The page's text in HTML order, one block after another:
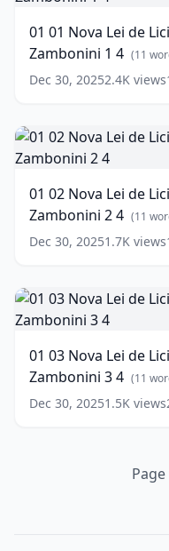
de
Licitações
Definições
Leonardo
1
4 ( 11
words)
01 01 Nova Lei de Licitações Definições Leonardo
Zambonini 1 4 (11
Dec 30, 20252.4K views
01
02
Nova
de
Licitações
Definições
Leonardo
2
4 ( 11
words)
01 02 Nova Lei de Licitações Definições Leonardo
Zambonini 2 4 (11
Dec 30, 20251.7K views
01
03
Nova
de
Licitações
Definições
Leonardo
01 03 Nova Lei de Licitações Definições Leonardo
Zambonini 3 4 (11
Dec 30, 20251.5K views
Page